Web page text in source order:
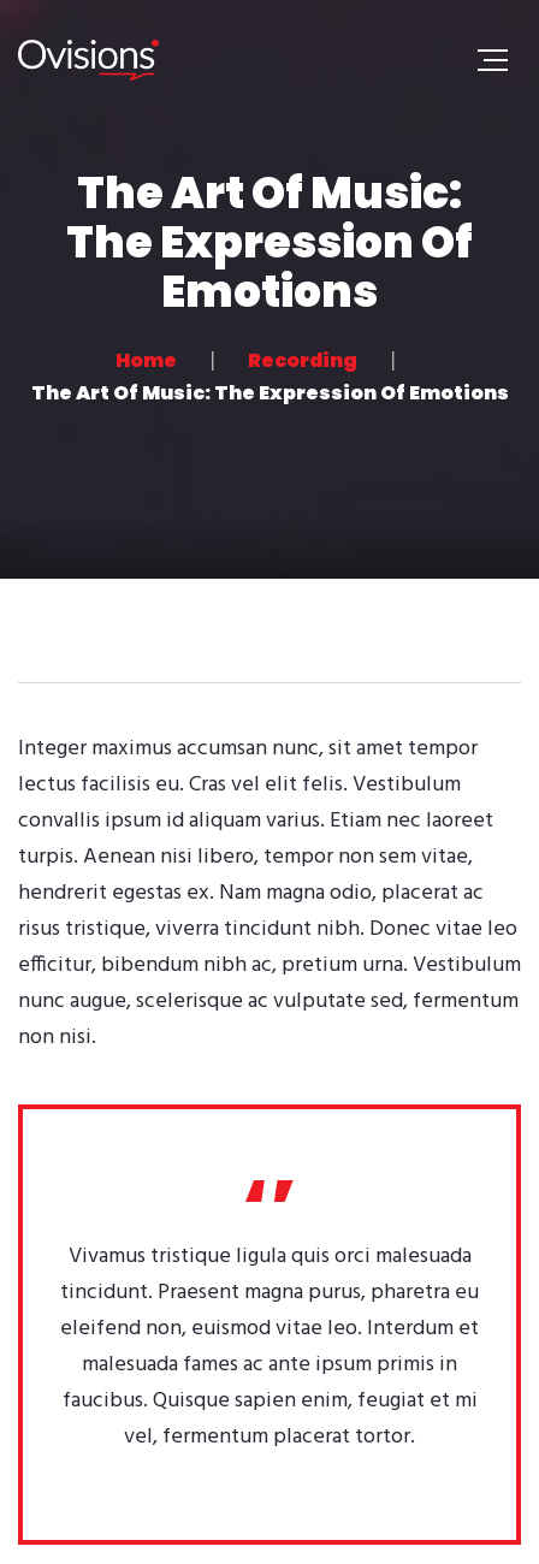
The Art Of Music:
The Expression Of
Emotions
Home
Recording
The Art Of Music: The Expression Of Emotions
Integer maximus accumsan nunc, sit amet tempor
lectus facilisis eu. Cras vel elit felis. Vestibulum
convallis ipsum id aliquam varius. Etiam nec laoreet
turpis. Aenean nisi libero, tempor non sem vitae,
hendrerit egestas ex. Nam magna odio, placerat ac
risus tristique, viverra tincidunt nibh. Donec vitae leo
efficitur, bibendum nibh ac, pretium urna. Vestibulum
nunc augue, scelerisque ac vulputate sed, fermentum
non nisi.
Vivamus tristique ligula quis orci malesuada
tincidunt. Praesent magna purus, pharetra eu
eleifend non, euismod vitae leo. Interdum et
malesuada fames ac ante ipsum primis in
faucibus. Quisque sapien enim, feugiat et mi
vel, fermentum placerat tortor.